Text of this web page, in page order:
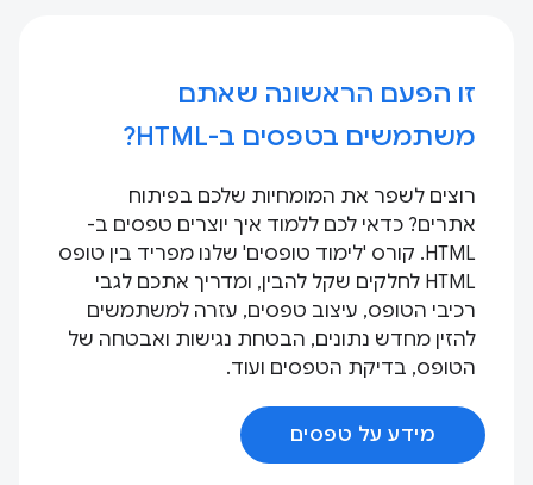
זו הפעם הראשונה שאתם
משתמשים בטפסים ב-HTML?
רוצים לשפר את המומחיות שלכם בפיתוח
אתרים? כדאי לכם ללמוד איך יוצרים טפסים ב-
HTML. קורס 'לימוד טופסים' שלנו מפריד בין טופס
HTML לחלקים שקל להבין, ומדריך אתכם לגבי
רכיבי הטופס, עיצוב טפסים, עזרה למשתמשים
להזין מחדש נתונים, הבטחת נגישות ואבטחה של
הטופס, בדיקת הטפסים ועוד.
מידע על טפסים